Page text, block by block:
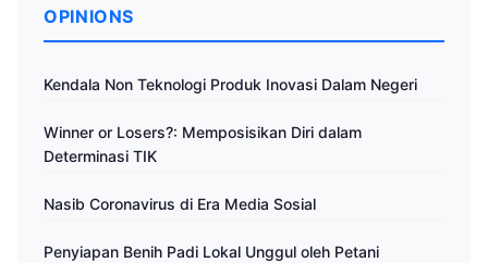
OPINIONS
Kendala Non Teknologi Produk Inovasi Dalam Negeri
Winner or Losers?: Memposisikan Diri dalam
Determinasi TIK
Nasib Coronavirus di Era Media Sosial
Penyiapan Benih Padi Lokal Unggul oleh Petani